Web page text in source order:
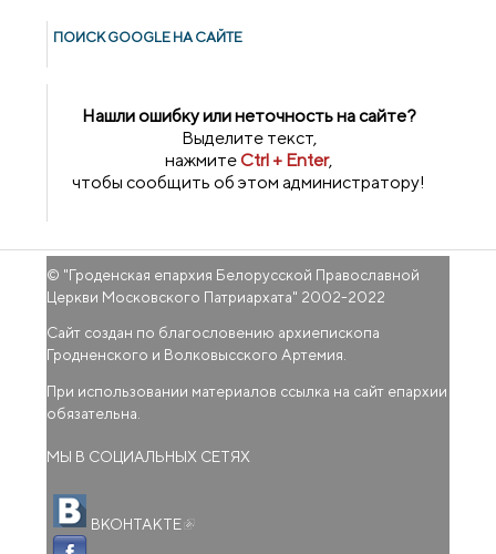
ПОИСК GOОGLE НА САЙТЕ
Нашли ошибку или неточность на сайте?
Выделите текст,
нажмитеCtrl + Enter,
чтобы сообщить об этом администратору!
© "Гроденская епархия Белорусской Православной
Церкви Московского Патриархата" 2002-2022
Сайт создан по благословению архиепископа
Гродненского и Волковысского Артемия.
При использовании материалов ссылка на сайт епархии
обязательна.
МЫ В СОЦИАЛЬНЫХ СЕТЯХ
ВКОНТАКТЕ